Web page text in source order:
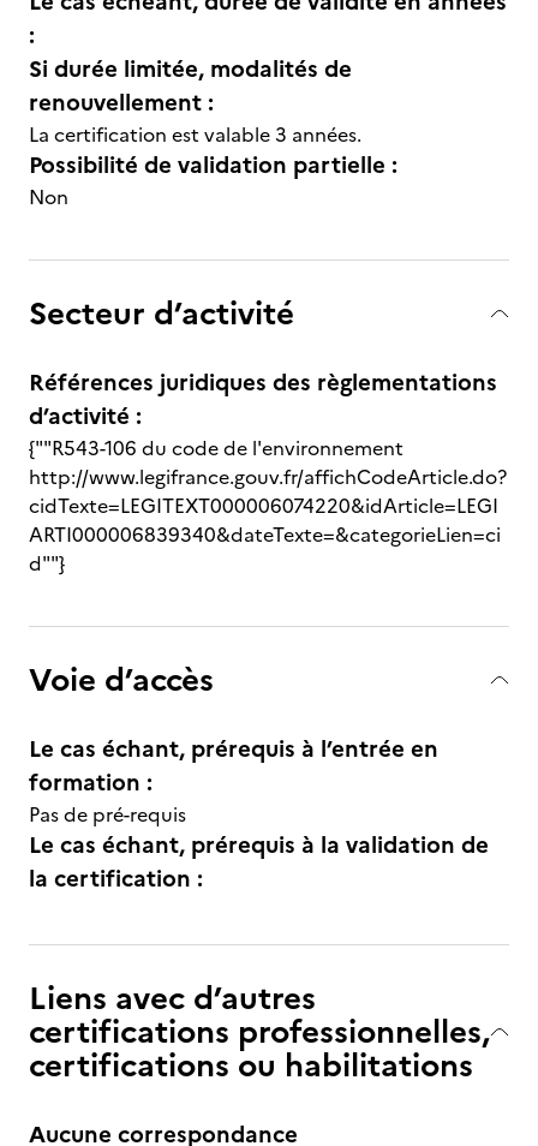
:
Si durée limitée, modalités de
renouvellement :
La certification est valable 3 années.
Possibilité de validation partielle :
Non
Secteur d’activité
Références juridiques des règlementations
d’activité :
{""R543-106 du code de l'environnement
http://www.legifrance.gouv.fr/affichCodeArticle.do?
cidTexte=LEGITEXT000006074220&idArticle=LEGI
ARTI000006839340&dateTexte=&categorieLien=ci
d""}
Voie d’accès
Le cas échant, prérequis à l’entrée en
formation :
Pas de pré-requis
Le cas échant, prérequis à la validation de
la certification :
Liens avec d’autres
certifications professionnelles,
certifications ou habilitations
Aucune correspondance